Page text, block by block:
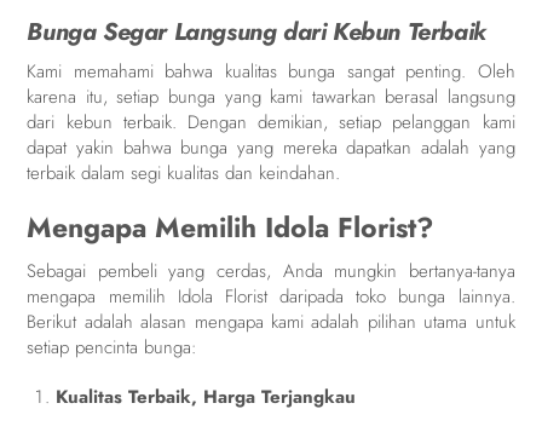
Bunga Segar Langsung dari Kebun Terbaik
Kami memahami bahwa kualitas bunga sangat penting. Oleh
karena itu, setiap bunga yang kami tawarkan berasal langsung
dari kebun terbaik. Dengan demikian, setiap pelanggan kami
dapat yakin bahwa bunga yang mereka dapatkan adalah yang
terbaik dalam segi kualitas dan keindahan.
Mengapa Memilih Idola Florist?
Sebagai pembeli yang cerdas, Anda mungkin bertanya-tanya
mengapa memilih Idola Florist daripada toko bunga lainnya.
Berikut adalah alasan mengapa kami adalah pilihan utama untuk
setiap pencinta bunga:
Kualitas Terbaik, Harga Terjangkau